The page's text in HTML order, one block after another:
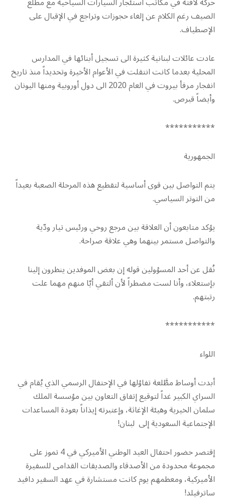
الصيف رغم الكلام عن إلغاء حجوزات وتراجع في الإقبال على
الإصطياف.
عادت عائلات لبنانية كثيرة الى تسجيل أبنائها في المدارس
المحلية بعدما كانت انتقلت في الأعوام الأخيرة وتحديداً منذ تاريخ
انفجار مرفأ بيروت في العام 2020 الى دول أوروبية ومنها اليونان
وأيضاً قبرص.
***********
الجمهورية
يتم التواصل بين قوى أساسية لتقطيع هذه المرحلة الصعبة بعيداً
من التوتر السياسي.
يؤكد متابعون أن العلاقة بين مرجع روحي ورئيس تيار ودّية
والتواصل مستمر بينهما وهي علاقة صراحة.
نُقل عن أحد المسؤولين قوله إن بعض الموفدين ينظرون إلينا
بإستعلاء، وأنا لست مضطراً لأن ألتقي أيّا منهم مهما علت
رتبتهم.
***********
اللواء
أبدت أوساط مطَّلعة تفاؤلها في الإحتفال الرسمي الذي يُقام في
السراي الكبير غداً لتوقيع إتفاق التعاون بين مؤسسة الملك
سلمان الخيرية وهيئة الإغاثة، وإعتبرته إيذاناً بعودة المساعدات
الإجتماعية السعودية إلى لبنان!
إقتصر حضور احتفال العيد الوطني الأميركي في 4 تموز على
مجموعة محدودة من الأصدقاء والصديقات القدامى للسفيرة
الأميركية، ومعظمهم يوم كانت مستشارة في عهد السفير دافيد
ساترفيلد!